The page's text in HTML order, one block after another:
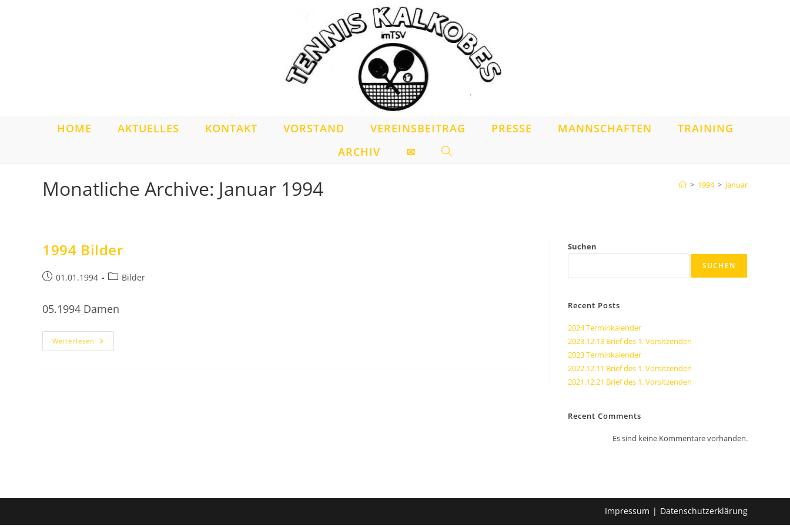
HOME AKTUELLES KONTAKT VORSTAND VEREINSBEITRAG PRESSE MANNSCHAFTEN
TRAINING
ARCHIV
✉ WEBSITE-
Monatliche Archive: Januar 1994 > 1994 > Januar
1994 Bilder
Beitrag01.01.1994
Beitrags-
Bilder
05.1994 Damen
Weiterlesen 1994
Bilder
Suchen
SUCHEN
Recent Posts
2024 Terminkalender
2023.12.13 Brief des 1. Vorsitzenden
2023 Terminkalender
2022.12.11 Brief des 1. Vorsitzenden
2021.12.21 Brief des 1. Vorsitzenden
Recent Comments
Es sind keine Kommentare vorhanden.
Impressum Datenschutzerklärung